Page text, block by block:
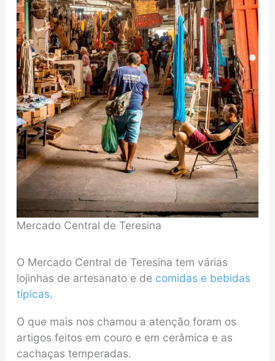
Mercado Central de Teresina
O Mercado Central de Teresina tem várias
lojinhas de artesanato e de comidas e bebidas
típicas.
O que mais nos chamou a atenção foram os
artigos feitos em couro e em cerâmica e as
cachaças temperadas.